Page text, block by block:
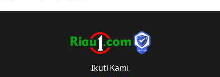
Ikuti Kami